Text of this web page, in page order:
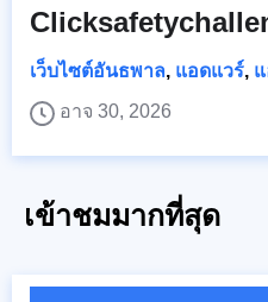
เว็บไซต์อันธพาล, แอดแวร์,
อาจ 30, 2026
เข้าชมมากที่สุด